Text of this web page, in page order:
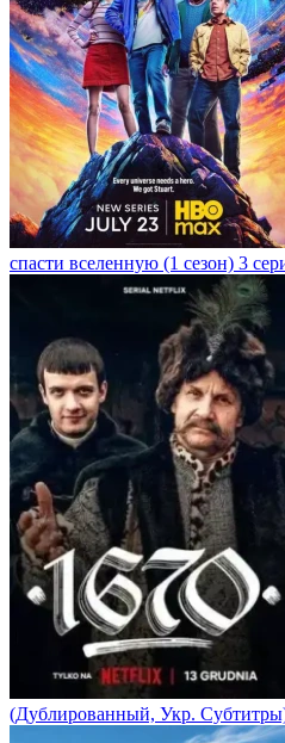
спасти вселенную (1 сезон) 3
(Дублированный, Укр.